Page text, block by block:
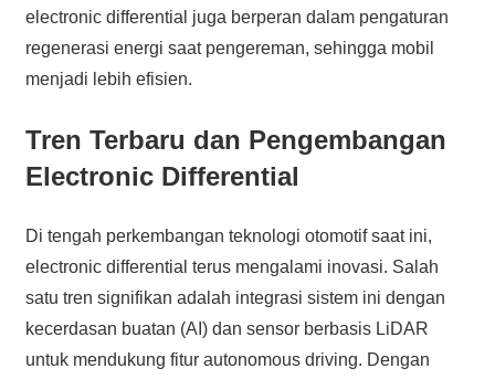
electronic differential juga berperan dalam pengaturan
regenerasi energi saat pengereman, sehingga mobil
menjadi lebih efisien.
Tren Terbaru dan Pengembangan
Electronic Differential
Di tengah perkembangan teknologi otomotif saat ini,
electronic differential terus mengalami inovasi. Salah
satu tren signifikan adalah integrasi sistem ini dengan
kecerdasan buatan (AI) dan sensor berbasis LiDAR
untuk mendukung fitur autonomous driving. Dengan